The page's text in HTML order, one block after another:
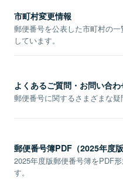
市町村変更情報
郵便番号を公表した市町村の
しています。
よくあるご質問・お問い合わ
郵便番号に関するさまざまな疑
郵便番号簿PDF（2025年度版
2025年度版郵便番号簿をPDF
す。